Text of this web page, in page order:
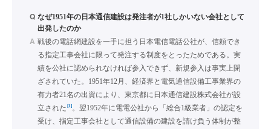
Q なぜ1951年の日本通信建設は発注者が1社しかいない会社として
出発したのか
A 戦後の電話網建設を一手に担う日本電信電話公社が、信頼でき
る指定工事会社に限って発注する制度をとったためである。実
績を公社に認められなければ参入できず、新規参入は事実上閉
ざされていた。1951年12月、経済界と電気通信設備工事業界の
有力者21名の出資により、東京都に日本通信建設株式会社が設
立された [1]。翌1952年に電電公社から「総合1級業者」の認定を
受け、指定工事会社として通信設備の建設を請け負う体制が整